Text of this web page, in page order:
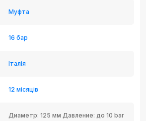
Муфта
16 бар
Італія
12 місяців
Диаметр: 125 мм Давление: до 10 bar